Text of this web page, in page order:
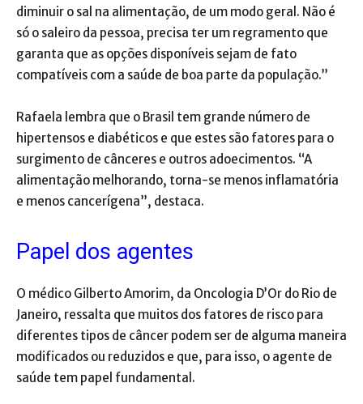
diminuir o sal na alimentação, de um modo geral. Não é
só o saleiro da pessoa, precisa ter um regramento que
garanta que as opções disponíveis sejam de fato
compatíveis com a saúde de boa parte da população.”
Rafaela lembra que o Brasil tem grande número de
hipertensos e diabéticos e que estes são fatores para o
surgimento de cânceres e outros adoecimentos. “A
alimentação melhorando, torna-se menos inflamatória
e menos cancerígena”, destaca.
Papel dos agentes
O médico Gilberto Amorim, da Oncologia D’Or do Rio de
Janeiro, ressalta que muitos dos fatores de risco para
diferentes tipos de câncer podem ser de alguma maneira
modificados ou reduzidos e que, para isso, o agente de
saúde tem papel fundamental.